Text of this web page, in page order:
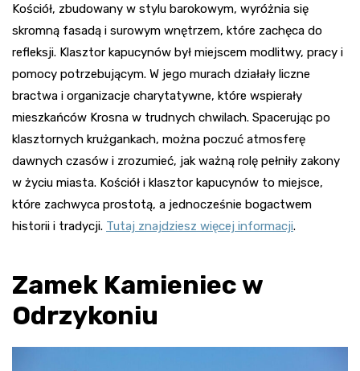
Kościół, zbudowany w stylu barokowym, wyróżnia się
skromną fasadą i surowym wnętrzem, które zachęca do
refleksji. Klasztor kapucynów był miejscem modlitwy, pracy i
pomocy potrzebującym. W jego murach działały liczne
bractwa i organizacje charytatywne, które wspierały
mieszkańców Krosna w trudnych chwilach. Spacerując po
klasztornych krużgankach, można poczuć atmosferę
dawnych czasów i zrozumieć, jak ważną rolę pełniły zakony
w życiu miasta. Kościół i klasztor kapucynów to miejsce,
które zachwyca prostotą, a jednocześnie bogactwem
historii i tradycji. Tutaj znajdziesz więcej informacji.
Zamek Kamieniec w
Odrzykoniu